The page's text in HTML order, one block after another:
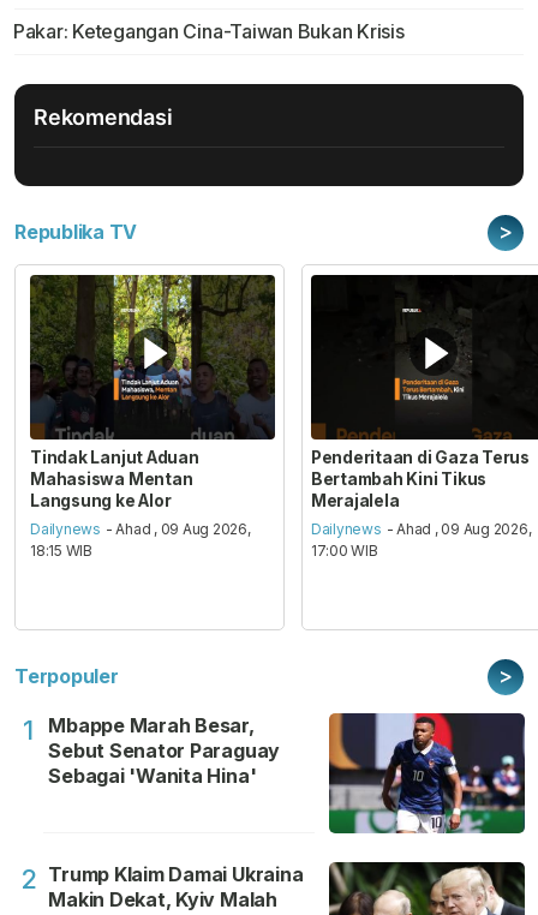
Pakar: Ketegangan Cina-Taiwan Bukan Krisis
Rekomendasi
Republika TV >
Tindak Lanjut Aduan
Mahasiswa Mentan
Langsung ke Alor
Dailynews - Ahad , 09 Aug 2026,
18:15 WIB
Penderitaan di Gaza Terus
Bertambah Kini Tikus
Merajalela
Dailynews - Ahad , 09 Aug 2026,
17:00 WIB
Terpopuler >
1
Mbappe Marah Besar,
Sebut Senator Paraguay
Sebagai 'Wanita Hina'
2 Trump Klaim Damai Ukraina
Makin Dekat, Kyiv Malah